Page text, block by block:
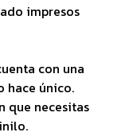
impresos
con una
hace único.
que necesitas